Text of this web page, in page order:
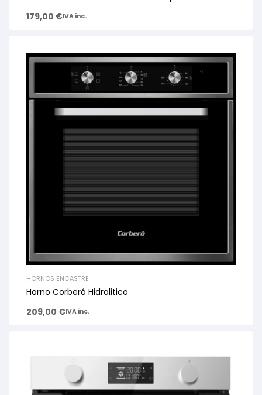
179,00 €IVA inc.
HORNOS ENCASTRE
Horno Corberó Hidrolitico
209,00 €IVA inc.